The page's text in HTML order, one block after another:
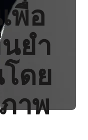
พื่อ
ยำ
ดย
าพ